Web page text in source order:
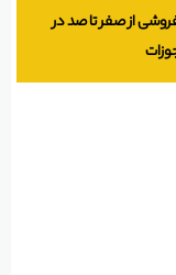
فروشی از صفر تا صد در